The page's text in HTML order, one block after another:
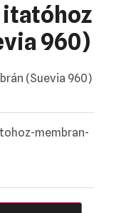
960)
(Suevia 960)
membran-